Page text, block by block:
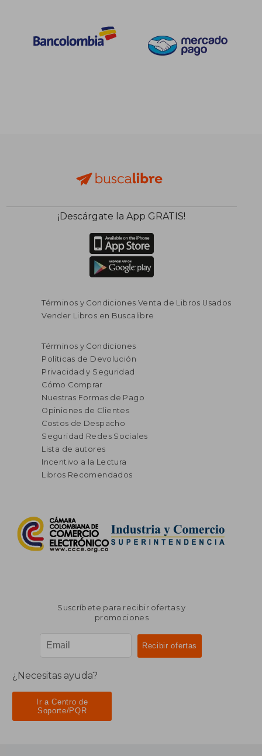
55%
dcto.
$ 696.271
$ 313.322
55%
dcto.
¡Descárgate la App GRATIS!
Términos y Condiciones Venta de Libros Usados
Vender Libros en Buscalibre
Términos y Condiciones
Políticas de Devolución
Privacidad y Seguridad
Cómo Comprar
Nuestras Formas de Pago
Opiniones de Clientes
Costos de Despacho
Seguridad Redes Sociales
Lista de autores
Incentivo a la Lectura
Libros Recomendados
Suscríbete para recibir ofertas y
promociones
¿Necesitas ayuda?
Ir a Centro de
Soporte/PQR